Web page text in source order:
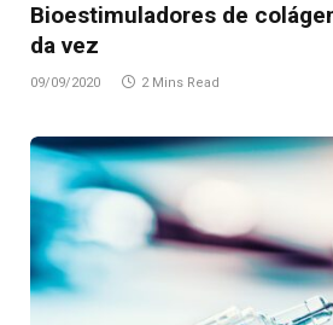
Bioestimuladores de
da vez
09/09/2020 2 Mins Read